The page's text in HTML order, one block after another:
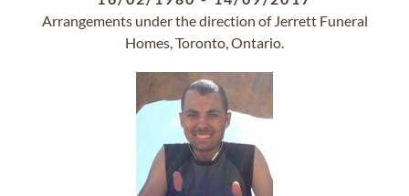
Arrangements under the direction of Jerrett Funeral
Homes, Toronto, Ontario.